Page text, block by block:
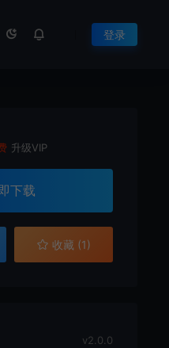
登录
升级VIP
下载
收藏 (1)
v2.0.0